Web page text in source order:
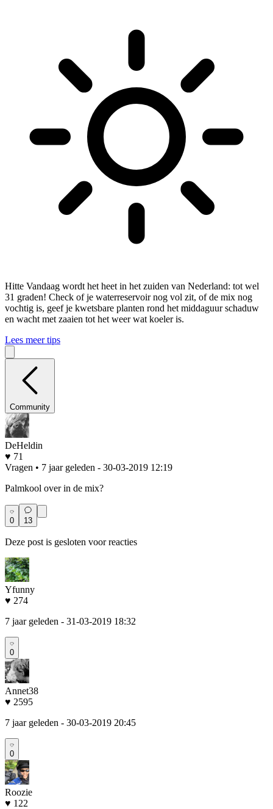
Hitte Vandaag wordt het heet in het zuiden van Nederland: tot wel
31 graden! Check of je waterreservoir nog vol zit, of de mix nog
vochtig is, geef je kwetsbare planten rond het middaguur schaduw
en wacht met zaaien tot het weer wat koeler is.
Lees meer tips
Community
DeHeldin
♥ 71
Vragen • 7 jaar geleden - 30-03-2019 12:19
Palmkool over in de mix?
0 13
Deze post is gesloten voor reacties
Yfunny
♥ 274
7 jaar geleden - 31-03-2019 18:32
0
Annet38
♥ 2595
7 jaar geleden - 30-03-2019 20:45
0
Roozie
♥ 122